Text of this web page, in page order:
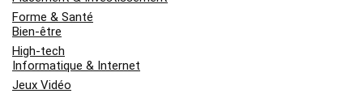
Forme & Santé
Bien-être
High-tech
Informatique & Internet
Jeux Vidéo